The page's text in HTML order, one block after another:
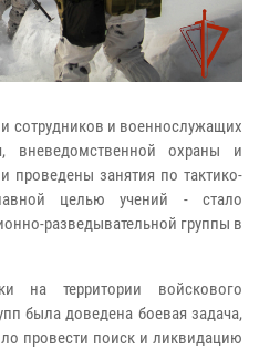
сотрудников и военнослужащих
вневедомственной охраны и
проведены занятия по тактико-
целью учений - стало
разведывательной группы в
на территории войскового
была доведена боевая задача,
провести поиск и ликвидацию